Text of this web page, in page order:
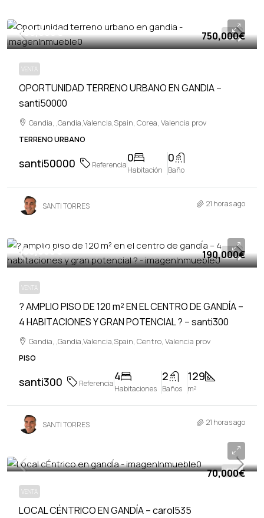
VENTA
750,000€
VENTA
OPORTUNIDAD TERRENO URBANO EN GANDIA –
santi50000
750,000€
Gandia, ,Gandia,Valencia,Spain, Corea, Valencia prov
TERRENO URBANO
santi50000 Referencia
0
Habitación
0
Baño
SANTI TORRES 21 horas ago
VENTA
190,000€
VENTA
? AMPLIO PISO DE 120 m² EN EL CENTRO DE GANDÍA –
4 HABITACIONES Y GRAN POTENCIAL ? – santi300
190,000€
Gandia, ,Gandia,Valencia,Spain, Centro, Valencia prov
PISO
santi300 Referencia
4
Habitaciones
2
Baños
129
m²
SANTI TORRES 21 horas ago
VENTA
70,000€
VENTA
LOCAL CÉNTRICO EN GANDÍA – carol535
70,000€